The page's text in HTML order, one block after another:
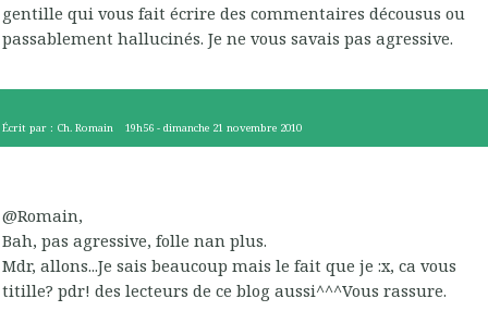
gentille qui vous fait écrire des commentaires décousus ou
passablement hallucinés. Je ne vous savais pas agressive.
Écrit par : Ch. Romain 19h56 -dimanche 21 novembre 2010
@Romain,
Bah, pas agressive, folle nan plus.
Mdr, allons...Je sais beaucoup mais le fait que je :x, ca vous
titille? pdr! des lecteurs de ce blog aussi^^^Vous rassure.